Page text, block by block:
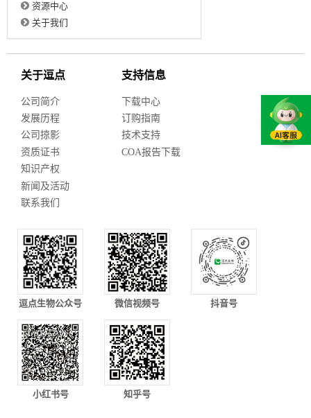
资源中心
关于我们
关于逗点
公司简介
发展历程
公司掠影
资质证书
知识产权
新闻及活动
联系我们
支持信息
下载中心
订购指南
技术支持
COA报告下载
逗点生物公众号 微信视频号 抖音号
小红书号 知乎号